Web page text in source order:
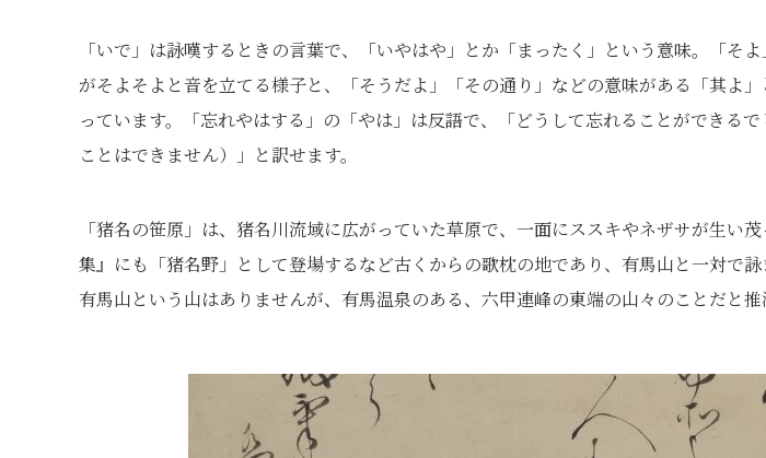
「いで」は詠嘆するときの言葉で、「いやはや」とか「まったく」という意味。「そ
がそよそよと音を立てる様子と、「そうだよ」「その通り」などの意味がある「其よ
っています。「忘れやはする」の「やは」は反語で、「どうして忘れることができる
ことはできません）」と訳せます。
「猪名の笹原」は、猪名川流域に広がっていた草原で、一面にススキやネザサが生い
集』にも「猪名野」として登場するなど古くからの歌枕の地であり、有馬山と一対で詠
有馬山という山はありませんが、有馬温泉のある、六甲連峰の東端の山々のことだと推